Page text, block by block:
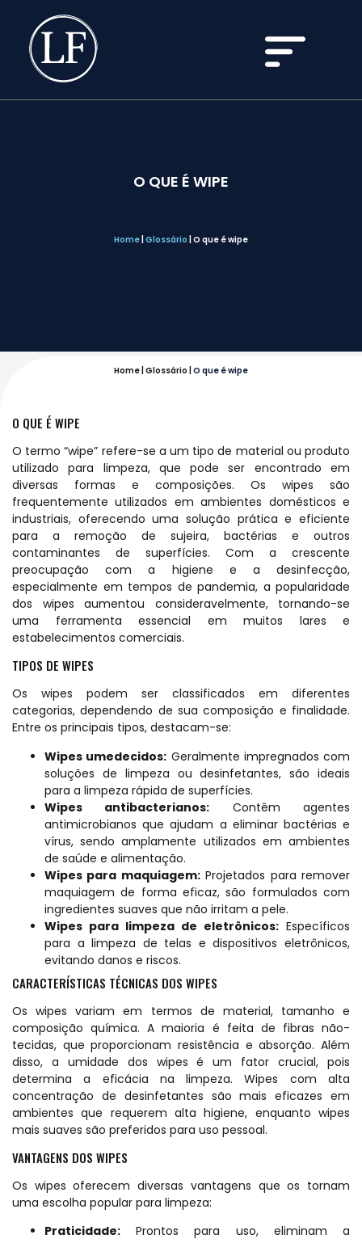
O QUE É WIPE
Home Glossário O que é wipe
Home Glossário O que é wipe
O QUE É WIPE
O termo “wipe” refere-se a um tipo de material ou produto
utilizado para limpeza, que pode ser encontrado em
diversas formas e composições. Os wipes são
frequentemente utilizados em ambientes domésticos e
industriais, oferecendo uma solução prática e eficiente
para a remoção de sujeira, bactérias e outros
contaminantes de superfícies. Com a crescente
preocupação com a higiene e a desinfecção,
especialmente em tempos de pandemia, a popularidade
dos wipes aumentou consideravelmente, tornando-se
uma ferramenta essencial em muitos lares e
estabelecimentos comerciais.
TIPOS DE WIPES
Os wipes podem ser classificados em diferentes
categorias, dependendo de sua composição e finalidade.
Entre os principais tipos, destacam-se:
Wipes umedecidos: Geralmente impregnados com
soluções de limpeza ou desinfetantes, são ideais
para a limpeza rápida de superfícies.
Wipes antibacterianos: Contêm agentes
antimicrobianos que ajudam a eliminar bactérias e
vírus, sendo amplamente utilizados em ambientes
de saúde e alimentação.
Wipes para maquiagem:Projetados para remover
maquiagem de forma eficaz, são formulados com
ingredientes suaves que não irritam a pele.
Wipes para limpeza de eletrônicos: Específicos
para a limpeza de telas e dispositivos eletrônicos,
evitando danos e riscos.
CARACTERÍSTICAS TÉCNICAS DOS WIPES
Os wipes variam em termos de material, tamanho e
composição química. A maioria é feita de fibras não-
tecidas, que proporcionam resistência e absorção. Além
disso, a umidade dos wipes é um fator crucial, pois
determina a eficácia na limpeza. Wipes com alta
concentração de desinfetantes são mais eficazes em
ambientes que requerem alta higiene, enquanto wipes
mais suaves são preferidos para uso pessoal.
VANTAGENS DOS WIPES
Os wipes oferecem diversas vantagens que os tornam
uma escolha popular para limpeza:
Praticidade: Prontos para uso, eliminam a